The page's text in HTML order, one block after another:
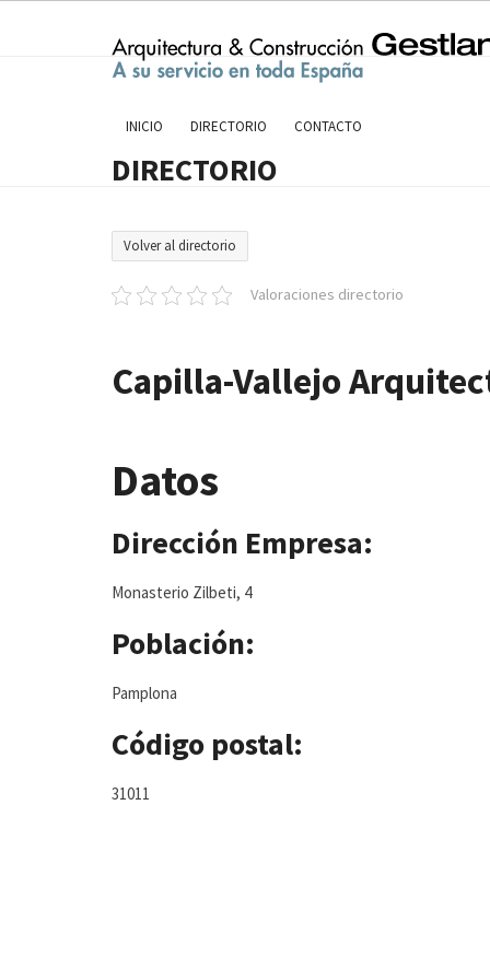
INICIO DIRECTORIO CONTACTO
DIRECTORIO
Volver al directorio
Valoraciones directorio
Capilla-Vallejo
Datos
Dirección Empresa:
Monasterio Zilbeti, 4
Población:
Pamplona
Código postal:
31011